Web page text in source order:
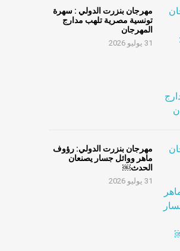
مهرجان بنزرت الدولي : سهرة
تونسية مصرية تلهب مدارج
المهرجان
31 يوليو 2026
مهرجان بنزرت الدولي: رؤوف
ماهر ووائل جسار يصنعان
الحدث￼
31 يوليو 2026